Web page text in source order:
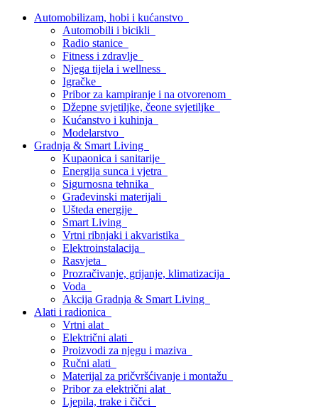
Automobilizam, hobi i kućanstvo
Automobili i bicikli
Radio stanice
Fitness i zdravlje
Njega tijela i wellness
Igračke
Pribor za kampiranje i na otvorenom
Džepne svjetiljke, čeone svjetiljke
Kućanstvo i kuhinja
Modelarstvo
Gradnja & Smart Living
Kupaonica i sanitarije
Energija sunca i vjetra
Sigurnosna tehnika
Građevinski materijali
Ušteda energije
Smart Living
Vrtni ribnjaki i akvaristika
Elektroinstalacija
Rasvjeta
Prozračivanje, grijanje, klimatizacija
Voda
Akcija Gradnja & Smart Living
Alati i radionica
Vrtni alat
Električni alati
Proizvodi za njegu i maziva
Ručni alati
Materijal za pričvršćivanje i montažu
Pribor za električni alat
Ljepila, trake i čičci